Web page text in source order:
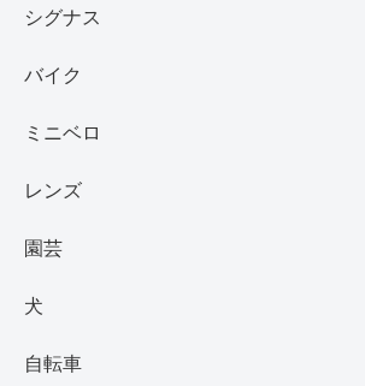
シグナス
バイク
ミニベロ
レンズ
園芸
犬
自転車